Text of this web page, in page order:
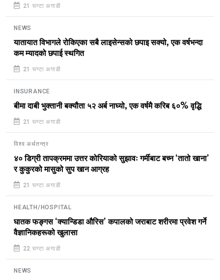
21 घण्टा अगाडी
NEWS
यातायात विभागले रोकिएका सबै लाइसेन्सको छपाइ सक्यो, एक वर्षभन्दा
कम म्यादको छपाई स्थगित
21 घण्टा अगाडी
INSURANCE
बीमा दाबी भुक्तानी बक्यौता ५२ अर्ब नाघ्यो, एक वर्षमै करिब ६०% वृद्धि
21 घण्टा अगाडी
विश्व अर्थतन्त्र
४० डिग्री तापक्रममा उत्तर कोरियाको सुझावः गर्मीबाट बच्न ‘तातो खाना’
र कुकुरको मासुको सुप खान आग्रह
21 घण्टा अगाडी
HEALTH/HOSPITAL
घातक फङ्गस ‘क्यान्डिडा औरिस’ कपालको जराबाट शरीरमा प्रवेश गर्ने
वैज्ञानिकहरूको खुलासा
22 घण्टा अगाडी
NEWS